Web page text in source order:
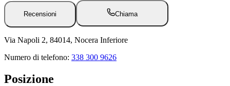
Recensioni Chiama
Via Napoli 2, 84014, Nocera Inferiore
Numero di telefono: 338 300 9626
Posizione